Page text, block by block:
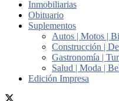
Inmobiliarias
Obituario
Suplementos
Autos | Motos |
Construcción |
Gastronomía |
Salud | Moda |
Edición Impresa